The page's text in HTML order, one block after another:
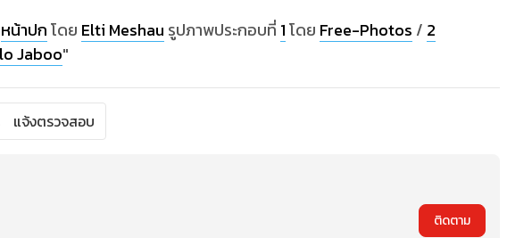
หน้าปกโดย Elti Meshau รูปภาพประกอบที่ 1โดย Free-Photos / 2
Jaboo"
แจ้งตรวจสอบ
ติดตาม